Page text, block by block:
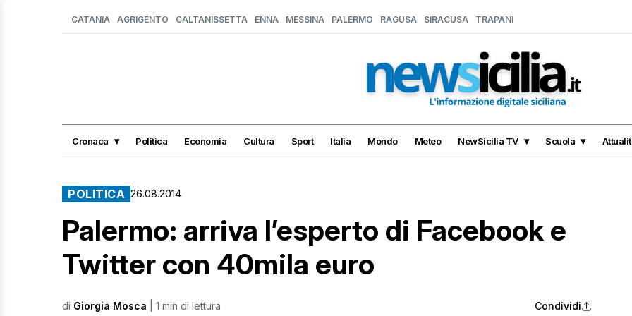
CATANIA AGRIGENTO CALTANISSETTA ENNA MESSINA PALERMO RAGUSA SIRACUSA TRAPANI
Cronaca Politica Economia Cultura Sport Italia Mondo Meteo NewSicilia TV Scuola
POLITICA 26.08.2014
Palermo: arriva l’esperto di Facebook e
Twitter con 40mila euro
di Giorgia Mosca | 1 min di lettura Condividi